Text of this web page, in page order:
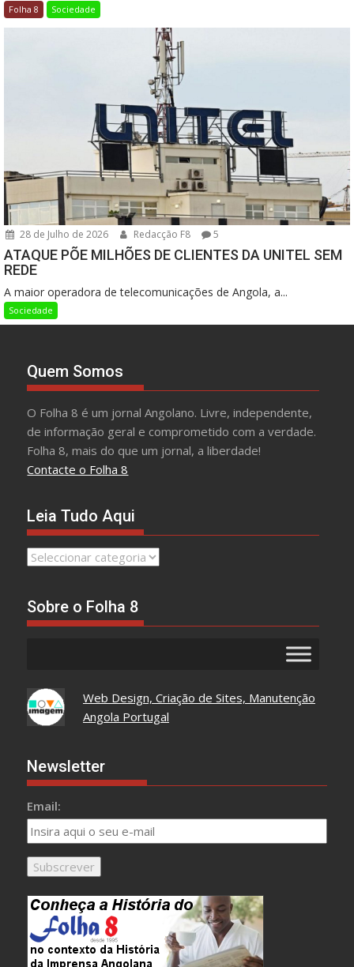
Folha 8 Sociedade
28 de Julho de 2026 Redacção F8 5
ATAQUE PÕE MILHÕES DE CLIENTES DA UNITEL SEM
REDE
A maior operadora de telecomunicações de Angola, a...
Sociedade
Quem Somos
O Folha 8 é um jornal Angolano. Livre, independente,
de informação geral e comprometido com a verdade.
Folha 8, mais do que um jornal, a liberdade!
Contacte o Folha 8
Leia Tudo Aqui
Leia
Sobre o Folha 8
Web Design, Criação de Sites, Manutenção
Angola Portugal
Newsletter
Email: